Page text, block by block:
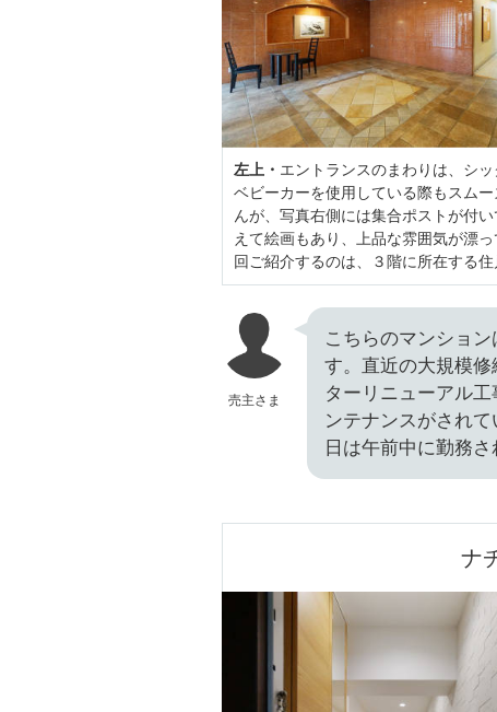
左上・ エントランスのまわりは、シ
ベビーカーを使用している際もスムー
んが、写真右側には集合ポストが付
えて絵画もあり、上品な雰囲気が漂
回ご紹介するのは、３階に所在する住
売主さま
こちらのマンショ
す。直近の大規模
ターリニューアル
ンテナンスがされ
日は午前中に勤務さ
ナ